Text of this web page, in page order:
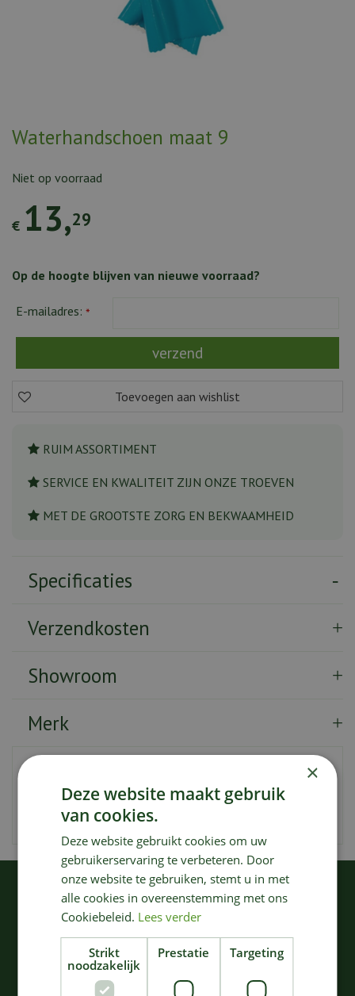
Waterhandschoen maat 9
€ 13,29
Niet op voorraad
Op de hoogte blijven van nieuwe voorraad?
E-mailadres: *
RUIM ASSORTIMENT
SERVICE EN KWALITEIT ZIJN ONZE TROEVEN
MET DE GROOTSTE ZORG EN BEKWAAMHEID
Specificaties
Verzendkosten
Showroom
Merk
131224
EAN code
4078500021005
KIJK OOK EENS NAAR:
×
Deze website maakt gebruik
van cookies.
Deze website gebruikt cookies om uw
gebruikerservaring te verbeteren. Door
onze website te gebruiken, stemt u in met
alle cookies in overeenstemming met ons
Cookiebeleid. Lees verder
Strikt
noodzakelijk
Prestatie Targeting